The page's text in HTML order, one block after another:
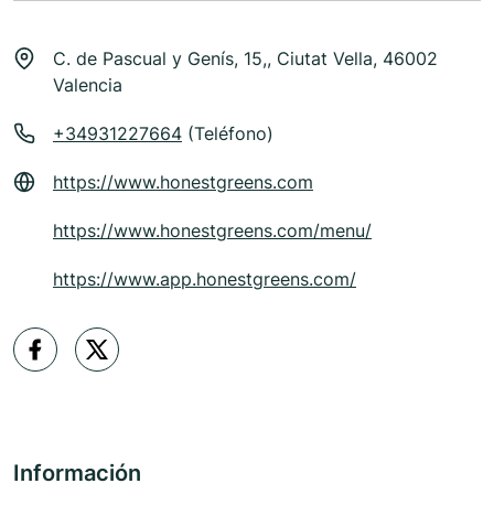
C. de Pascual y Genís, 15,, Ciutat Vella, 46002
Valencia
+34931227664 (Teléfono)
https://www.honestgreens.com
https://www.honestgreens.com/menu/
https://www.app.honestgreens.com/
Información